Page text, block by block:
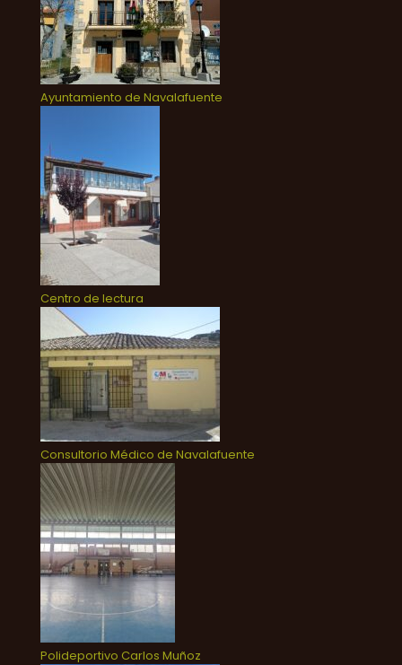
Ayuntamiento de Navalafuente
Centro de lectura
Consultorio Médico de Navalafuente
Polideportivo Carlos Muñoz